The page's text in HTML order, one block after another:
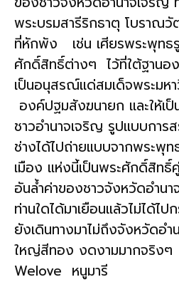
พระบรมสารีริกธาตุ โบราณ
ที่หักพัง เช่น เศียรพระพุทธรู
ศักดิ์สิทธิ์ต่างๆ ไว้ที่ใต้ฐาน
เป็นอนุสรณ์แด่สมเด็จพระมห
องค์ปฐมสังฆนายก และให้เ
ชาวอำนาจเจริญ รูปแบบการ
ช่างได้ไปถ่ายแบบจากพระพุ
เมือง แห่งนี้เป็นพระศักดิ์สิท
อันล้ำค่าของชาวจังหวัดอำน
ท่านใดได้มาเยือนแล้วไม่ได้ไ
ยังเดินทางมาไม่ถึงจังหวัดอ
ใหญ่สีทอง งดงามมากจริง
Welove หนูมารี